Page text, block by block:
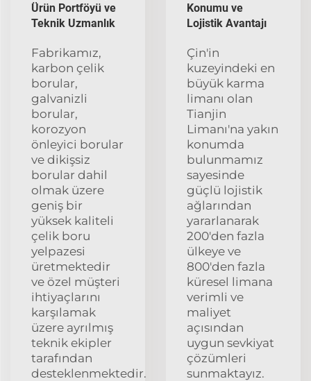
Ürün Portföyü ve
Teknik Uzmanlık
Fabrikamız,
karbon çelik
borular,
galvanizli
borular,
korozyon
önleyici borular
ve dikişsiz
borular dahil
olmak üzere
geniş bir
yüksek kaliteli
çelik boru
yelpazesi
üretmektedir
ve özel müşteri
ihtiyaçlarını
karşılamak
üzere ayrılmış
teknik ekipler
tarafından
desteklenmektedir.
Konumu ve
Lojistik Avantajı
Çin'in
kuzeyindeki en
büyük karma
limanı olan
Tianjin
Limanı'na yakın
konumda
bulunmamız
sayesinde
güçlü lojistik
ağlarından
yararlanarak
200'den fazla
ülkeye ve
800'den fazla
küresel limana
verimli ve
maliyet
açısından
uygun sevkiyat
çözümleri
sunmaktayız.